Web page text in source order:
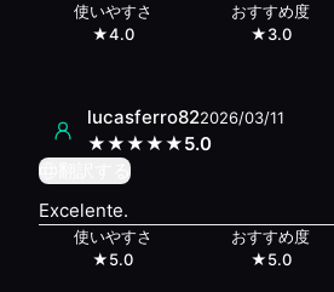
使いやすさ
★4.0
おすすめ度
★3.0
lucasferro822026/03/11
★★★★★5.0
翻訳する
Excelente.
使いやすさ
★5.0
おすすめ度
★5.0